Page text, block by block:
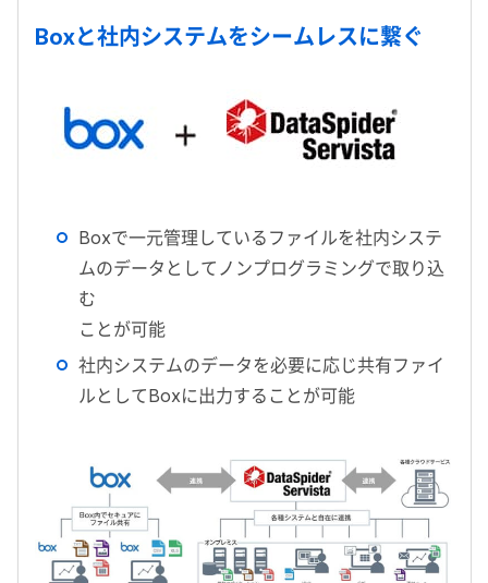
Boxと社内システムをシームレスに繋ぐ
Boxで一元管理しているファイルを社内システ
ムのデータとしてノンプログラミングで取り込
む
ことが可能
社内システムのデータを必要に応じ共有ファイ
ルとしてBoxに出力することが可能